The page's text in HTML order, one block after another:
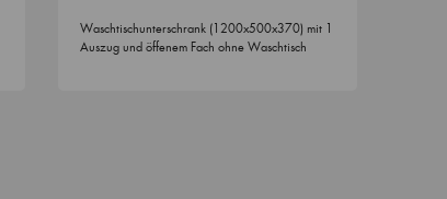
Waschtischunterschrank (1200x500x370) mit 1
Auszug und öffenem Fach ohne Waschtisch